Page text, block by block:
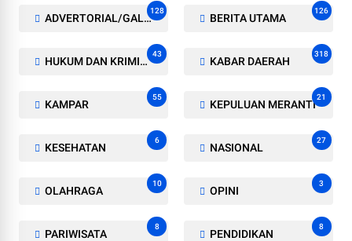
ADVERTORIAL/GALERI
128
BERITA UTAMA
126
HUKUM DAN KRIMINAL
43
KABAR DAERAH
318
KAMPAR
55
KEPULUAN MERANTI
21
KESEHATAN
6
NASIONAL
27
OLAHRAGA
10
OPINI
3
PARIWISATA
8
PENDIDIKAN
8